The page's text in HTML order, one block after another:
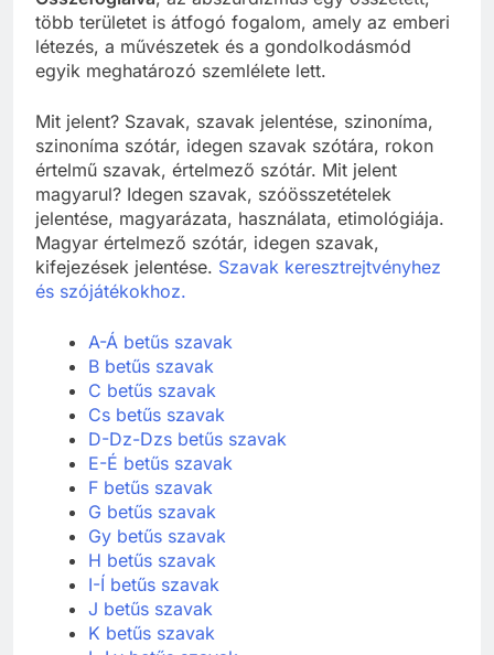
több területet is átfogó fogalom, amely az emberi
létezés, a művészetek és a gondolkodásmód
egyik meghatározó szemlélete lett.
Mit jelent? Szavak, szavak jelentése, szinoníma,
szinoníma szótár, idegen szavak szótára, rokon
értelmű szavak, értelmező szótár. Mit jelent
magyarul? Idegen szavak, szóösszetételek
jelentése, magyarázata, használata, etimológiája.
Magyar értelmező szótár, idegen szavak,
kifejezések jelentése. Szavak keresztrejtvényhez
és szójátékokhoz.
A-Á betűs szavak
B betűs szavak
C betűs szavak
Cs betűs szavak
D-Dz-Dzs betűs szavak
E-É betűs szavak
F betűs szavak
G betűs szavak
Gy betűs szavak
H betűs szavak
I-Í betűs szavak
J betűs szavak
K betűs szavak